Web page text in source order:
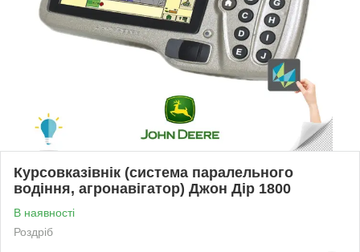
Курсовказівнік (система паралельного
водіння, агронавігатор) Джон Дір 1800
В наявності
Роздріб